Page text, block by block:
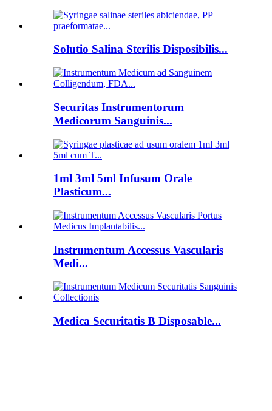
Solutio Salina Sterilis Disposibilis...
Securitas Instrumentorum
Medicorum Sanguinis...
1ml 3ml 5ml Infusum Orale
Plasticum...
Instrumentum Accessus Vascularis
Medi...
Medica Securitatis B Disposable...